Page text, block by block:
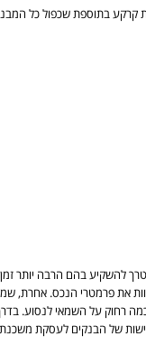
בתוספת שכפול כל
להשקיע בהם הרבה יותר
את פרמטרי הנכס. אחרת,
רחוק על השמאי לנסוע.
של הבנקים לעסקת